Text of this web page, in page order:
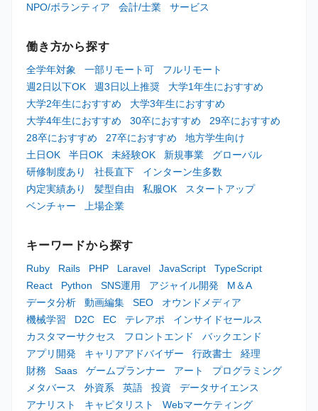
NPO/ボランティア
会計/士業 サービス
働き方から探す
全学年対象 一部リモート可
フルリモート
週2日以下OK
週3日以上推奨
大学1年生におすすめ
大学2年生におすすめ
大学3年生におすすめ
大学4年生におすすめ
30卒におすすめ
29卒におすすめ
28卒におすすめ
27卒におすすめ
地方学生向け
土日OK
半日OK 未経験OK 新規事業
グローバル
研修制度あり
社長直下
インターン生多数
内定実績あり
髪型自由 私服OK
スタートアップ
ベンチャー
上場企業
キーワードから探す
Ruby Rails PHP Laravel JavaScript
TypeScript
React
Python SNS運用 アジャイル開発
M＆A
データ分析
動画編集 SEO
オウンドメディア
機械学習
D2C EC テレアポ
インサイドセールス
カスタマーサクセス
フロントエンド
バックエンド
アプリ開発
キャリアアドバイザー 行政書士
経理
財務
Saas ゲームプランナー アート
プログラミング
メタバース
外資系 英語 投資
データサイエンス
アナリスト
キャピタリスト
Webマーケティング